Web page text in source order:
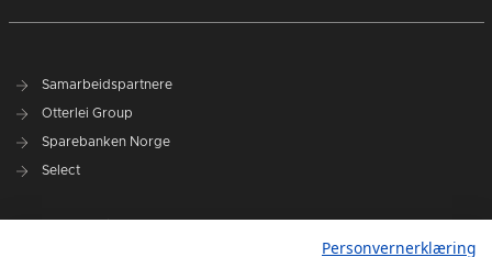
Samarbeidspartnere
Otterlei Group
Sparebanken Norge
Select
Personvernerklæring